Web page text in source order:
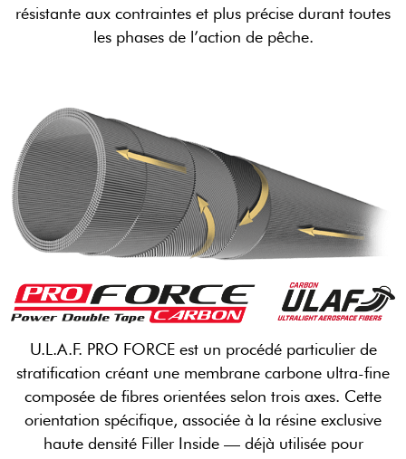
résistante aux contraintes et plus précise durant toutes
les phases de l’action de pêche.
U.L.A.F. PRO FORCE est un procédé particulier de
stratification créant une membrane carbone ultra-fine
composée de fibres orientées selon trois axes. Cette
orientation spécifique, associée à la résine exclusive
haute densité Filler Inside — déjà utilisée pour